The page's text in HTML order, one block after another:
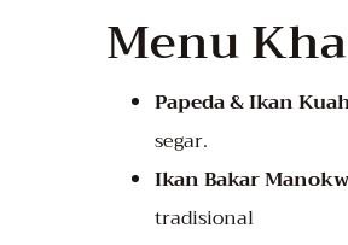
Menu
Papeda & Ikan
segar.
Ikan Bakar
tradisional